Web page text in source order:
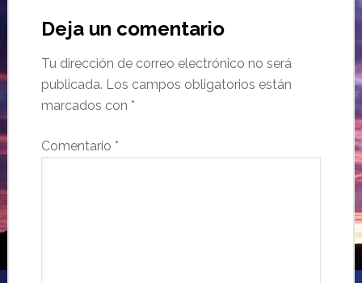
Deja un comentario
Tu dirección de correo electrónico no será
publicada. Los campos obligatorios están
marcados con *
Comentario *